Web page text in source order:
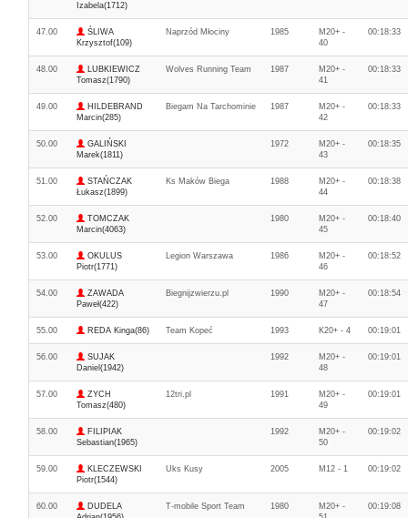
Izabela(1712)
47.00
ŚLIWA
Krzysztof(109)
Naprzód Młociny 1985
M20+ -
40
00:18:33
48.00
LUBKIEWICZ
Tomasz(1790)
Wolves Running Team 1987
M20+ -
41
00:18:33
49.00
HILDEBRAND
Marcin(285)
Biegam Na Tarchominie 1987
M20+ -
42
00:18:33
50.00
GALIŃSKI
Marek(1811)
1972
M20+ -
43
00:18:35
51.00
STAŃCZAK
Łukasz(1899)
Ks Maków Biega 1988
M20+ -
44
00:18:38
52.00
TOMCZAK
Marcin(4063)
1980
M20+ -
45
00:18:40
53.00
OKULUS
Piotr(1771)
Legion Warszawa 1986
M20+ -
46
00:18:52
54.00
ZAWADA
Paweł(422)
Biegnijzwierzu.pl 1990
M20+ -
47
00:18:54
55.00 REDA Kinga(86) Team Kopeć 1993 K20+ - 4 00:19:01
56.00
SUJAK
Daniel(1942)
1992
M20+ -
48
00:19:01
57.00
ZYCH
Tomasz(480)
12tri.pl 1991
M20+ -
49
00:19:01
58.00
FILIPIAK
Sebastian(1965)
1992
M20+ -
50
00:19:02
59.00
KLECZEWSKI
Piotr(1544)
Uks Kusy 2005 M12 - 1 00:19:02
60.00
DUDELA
T-mobile Sport Team 1980
M20+ -
00:19:08